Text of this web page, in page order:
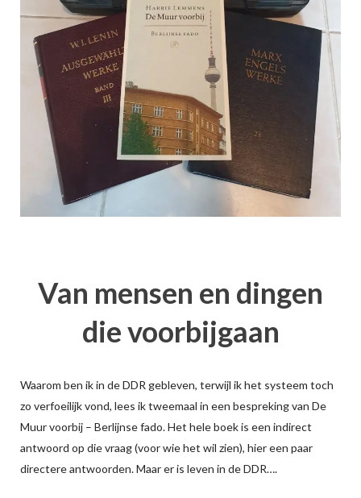
Van mensen en dingen
die voorbijgaan
Waarom ben ik in de DDR gebleven, terwijl ik het systeem toch
zo verfoeilijk vond, lees ik tweemaal in een bespreking van De
Muur voorbij – Berlijnse fado. Het hele boek is een indirect
antwoord op die vraag (voor wie het wil zien), hier een paar
directere antwoorden. Maar er is leven in de DDR….